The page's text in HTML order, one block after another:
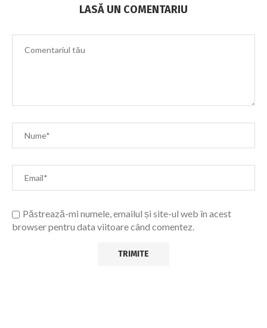
LASĂ UN COMENTARIU
Păstrează-mi numele, emailul și site-ul web în acest
browser pentru data viitoare când comentez.